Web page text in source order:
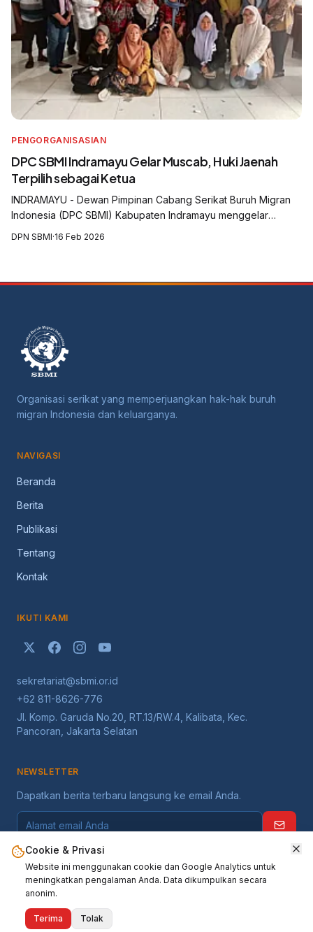
PENGORGANISASIAN
DPC SBMI Indramayu Gelar Muscab, Huki Jaenah
Terpilih sebagai Ketua
INDRAMAYU - Dewan Pimpinan Cabang Serikat Buruh Migran
Indonesia (DPC SBMI) Kabupaten Indramayu menggelar
DPN SBMI·16 Feb 2026
Organisasi serikat yang memperjuangkan hak-hak buruh
migran Indonesia dan keluarganya.
NAVIGASI
Beranda
Berita
Publikasi
Tentang
Kontak
IKUTI KAMI
sekretariat@sbmi.or.id
+62 811-8626-776
Jl. Komp. Garuda No.20, RT.13/RW.4, Kalibata, Kec.
Pancoran, Jakarta Selatan
NEWSLETTER
Dapatkan berita terbaru langsung ke email Anda.
©2026
Cookie & Privasi
Website ini menggunakan cookie dan Google Analytics untuk
meningkatkan pengalaman Anda. Data dikumpulkan secara
anonim.
Terima Tolak